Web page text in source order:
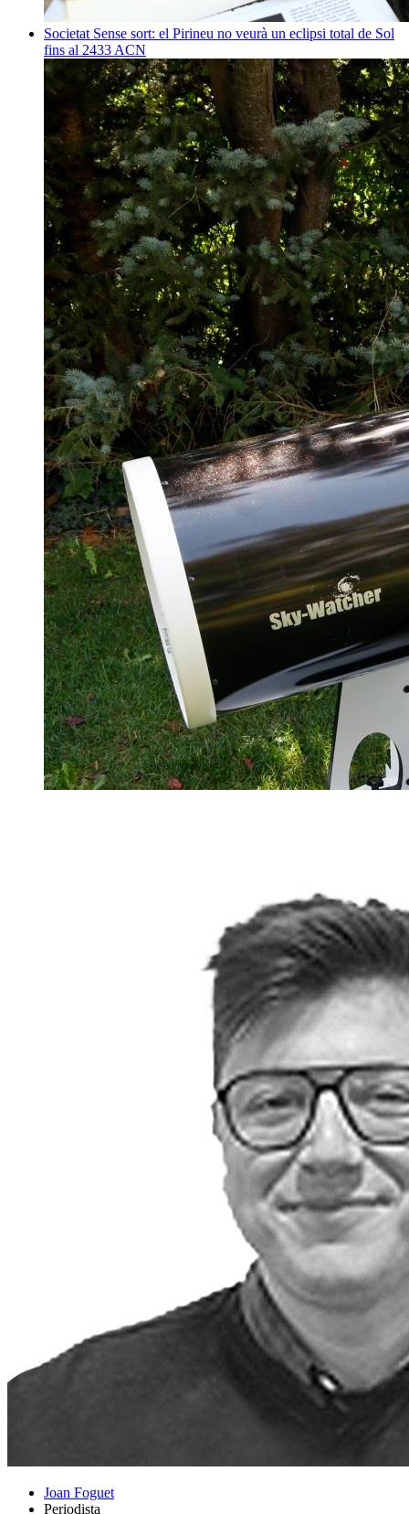
Societat Sense sort: el Pirineu no veurà un eclipsi total de Sol
fins al 2433 ACN
Joan Foguet
Periodista